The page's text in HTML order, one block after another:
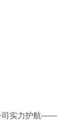
司实力护航——